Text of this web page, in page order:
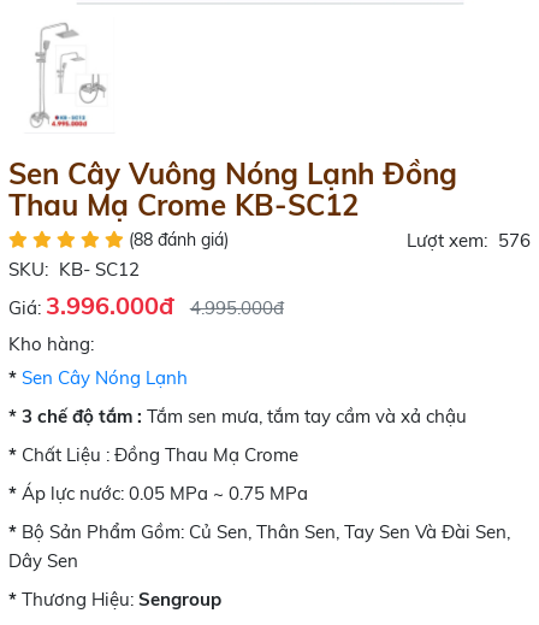
Sen Cây Vuông Nóng Lạnh Đồng
Thau Mạ Crome KB-SC12
(88 đánh giá) Lượt xem: 576
SKU: KB- SC12
Giá: 3.996.000đ
4.995.000đ
Kho hàng:
* Sen Cây Nóng Lạnh
* 3 chế độ tắm : Tắm sen mưa, tắm tay cầm và xả chậu
* Chất Liệu : Đồng Thau Mạ Crome
* Áp lực nước: 0.05 MPa ~ 0.75 MPa
* Bộ Sản Phẩm Gồm: Củ Sen, Thân Sen, Tay Sen Và Đài Sen,
Dây Sen
* Thương Hiệu:Sengroup